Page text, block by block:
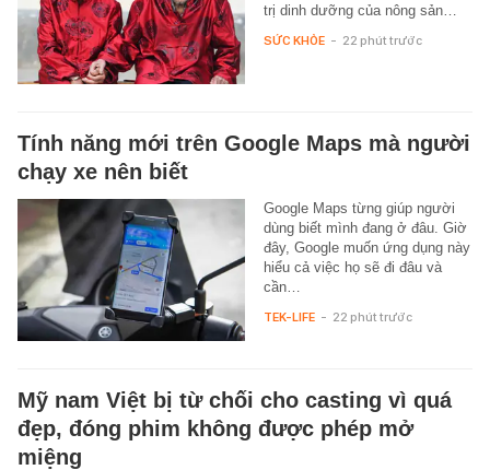
trị dinh dưỡng của nông sản…
SỨC KHỎE - 22 phút trước
Tính năng mới trên Google Maps mà người
chạy xe nên biết
Google Maps từng giúp người
dùng biết mình đang ở đâu. Giờ
đây, Google muốn ứng dụng này
hiểu cả việc họ sẽ đi đâu và
cần…
TEK-LIFE - 22 phút trước
Mỹ nam Việt bị từ chối cho casting vì quá
đẹp, đóng phim không được phép mở
miệng